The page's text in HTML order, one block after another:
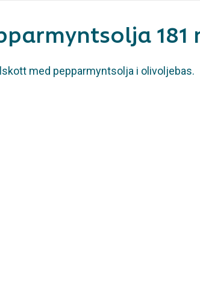
181
med pepparmyntsolja i olivoljebas.